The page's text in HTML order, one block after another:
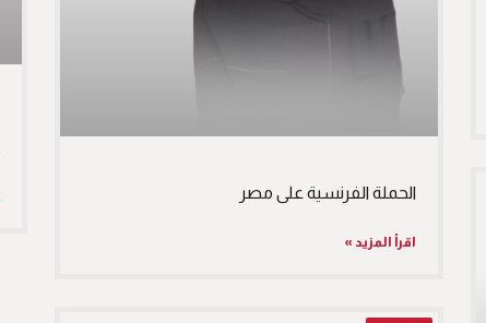
الحملة الفرنسية على مصر
اقرأ المزيد »